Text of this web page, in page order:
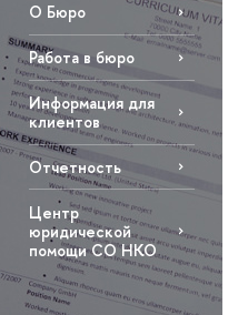
О Бюро
Работа в бюро
Информация для
клиентов
Отчетность
Центр
юридической
помощи СО НКО